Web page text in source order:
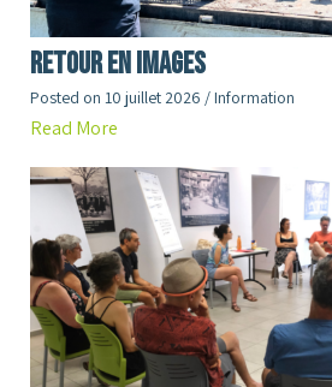
RETOUR en images
Posted on 10 juillet 2026 /Information
Read More